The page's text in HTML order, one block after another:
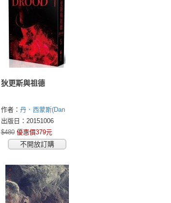
狄更斯與祖德
作者： 丹．西蒙斯(Dan
Simmons)
出版日：20151006
$480 優惠價379元
不開放訂購